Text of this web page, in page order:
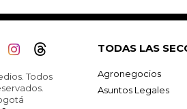
Todos
TODAS LAS
Agronegocios
Asuntos Legales